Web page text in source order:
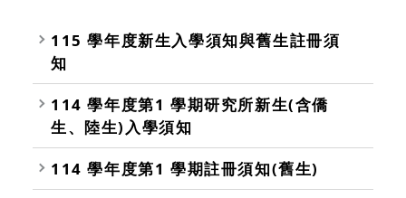
115 學年度新生入學須知與舊生註冊須
知
114 學年度第1 學期研究所新生(含僑
生、陸生)入學須知
114 學年度第1 學期註冊須知(舊生)